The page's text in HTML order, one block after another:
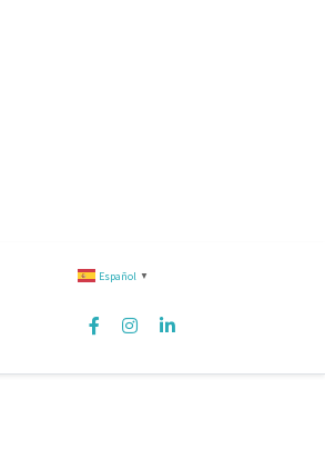
Español ▼